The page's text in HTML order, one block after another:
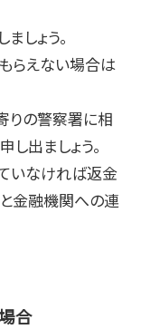
しょう。
らえない場合は
りの警察署に相
出ましょう。
いなければ返金
金融機関への連
合